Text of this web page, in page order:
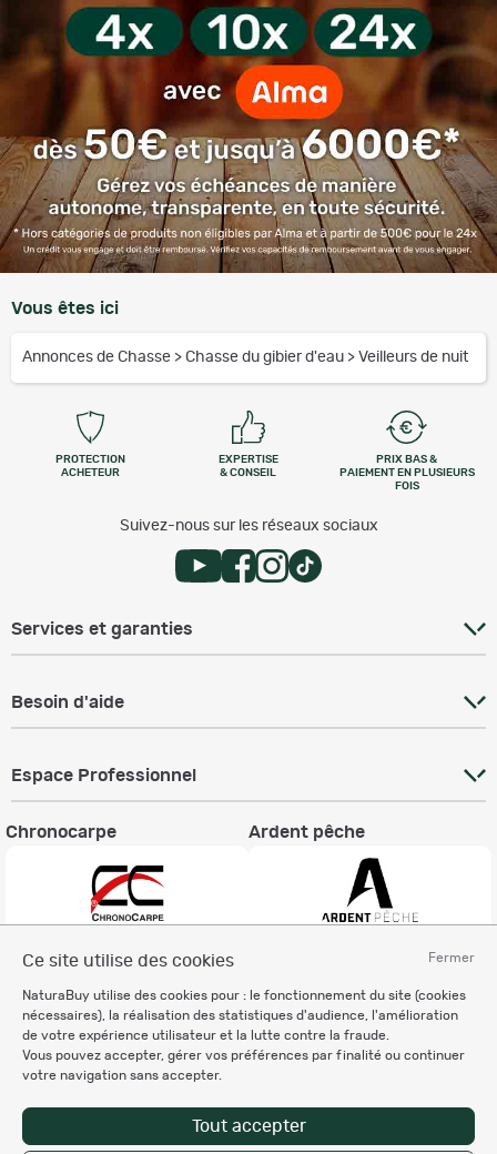
Fermer
Ce site utilise des cookies
NaturaBuy utilise des cookies pour : le fonctionnement du site (cookies
nécessaires), la réalisation des statistiques d'audience, l'amélioration
de votre expérience utilisateur et la lutte contre la fraude.
Vous pouvez accepter, gérer vos préférences par finalité ou continuer
votre navigation sans accepter.
Tout accepter
Vous êtes ici
Annonces de Chasse > Chasse du gibier d'eau > Veilleurs de nuit
PROTECTION
ACHETEUR
EXPERTISE
& CONSEIL
PRIX BAS &
PAIEMENT EN PLUSIEURS
FOIS
Suivez-nous sur les réseaux sociaux
Services et garanties
Besoin d'aide
Espace Professionnel
Chronocarpe Ardent pêche
Charte éthique
Mentions légales
Règlement & Conditions d'utilisation
Politique de protection
des données personnelles
Personnalisation des cookies